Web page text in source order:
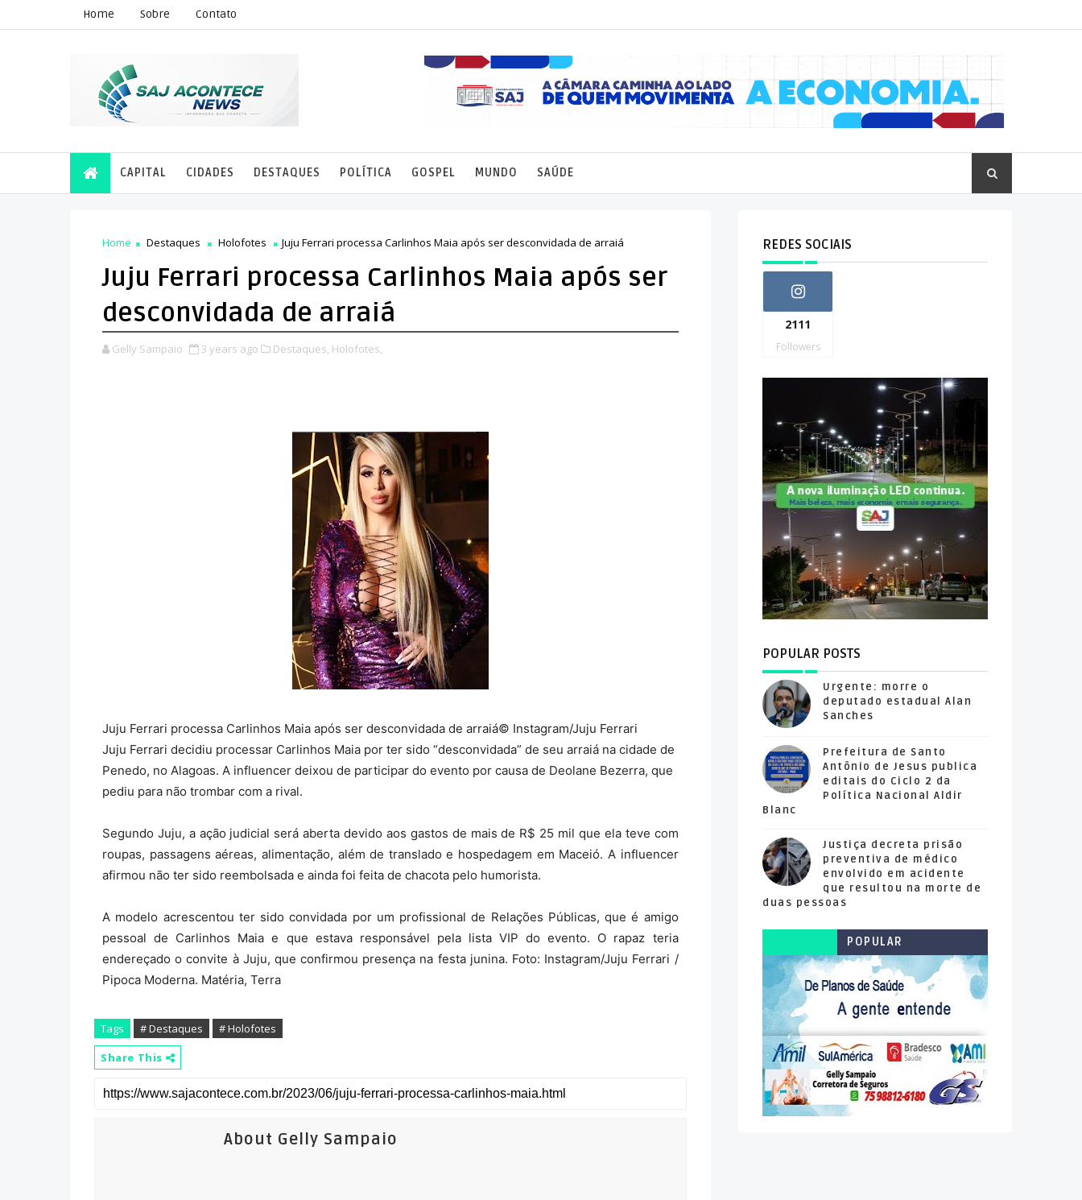
Home Sobre Contato
CAPITAL CIDADES DESTAQUES POLÍTICA GOSPEL MUNDO SAÚDE
Home Destaques Holofotes Juju Ferrari processa Carlinhos Maia após ser desconvidada de arraiá
Juju Ferrari processa Carlinhos Maia após ser
desconvidada de arraiá
Gelly Sampaio 3 years ago Destaques, Holofotes,
Juju Ferrari processa Carlinhos Maia após ser desconvidada de arraiá© Instagram/Juju Ferrari
Juju Ferrari decidiu processar Carlinhos Maia por ter sido “desconvidada” de seu arraiá na cidade de
Penedo, no Alagoas. A influencer deixou de participar do evento por causa de Deolane Bezerra, que
pediu para não trombar com a rival.
Segundo Juju, a ação judicial será aberta devido aos gastos de mais de R$ 25 mil que ela teve com
roupas, passagens aéreas, alimentação, além de translado e hospedagem em Maceió. A influencer
afirmou não ter sido reembolsada e ainda foi feita de chacota pelo humorista.
A modelo acrescentou ter sido convidada por um profissional de Relações Públicas, que é amigo
pessoal de Carlinhos Maia e que estava responsável pela lista VIP do evento. O rapaz teria
endereçado o convite à Juju, que confirmou presença na festa junina. Foto: Instagram/Juju Ferrari /
Pipoca Moderna. Matéria, Terra
Tags # Destaques
# Holofotes
Share This
About Gelly Sampaio
REDES SOCIAIS
2111
Followers
POPULAR POSTS
Urgente: morre o
deputado estadual Alan
Sanches
Prefeitura de Santo
Antônio de Jesus publica
editais do Ciclo 2 da
Política Nacional Aldir
Blanc
Justiça decreta prisão
preventiva de médico
envolvido em acidente
que resultou na morte de
duas pessoas
POPULAR